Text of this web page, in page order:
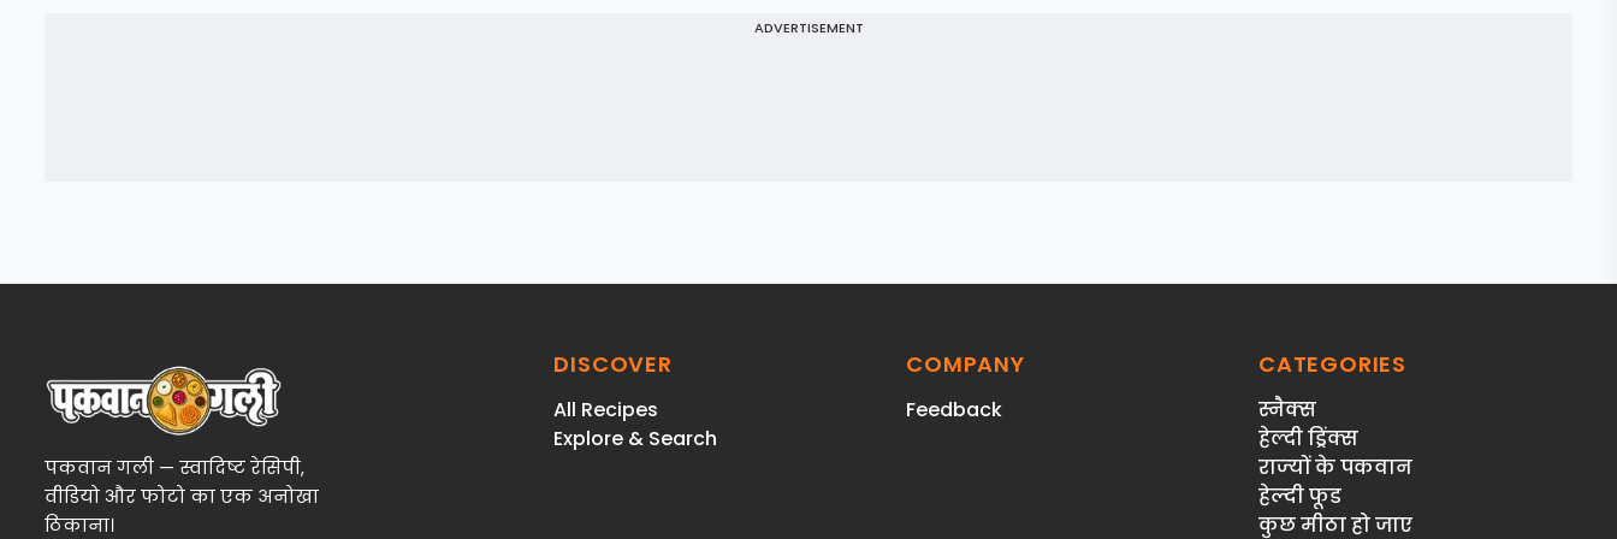
ADVERTISEMENT
पकवान गली — स्वादिष्ट रेसिपी,
वीडियो और फोटो का एक अनोखा
ठिकाना।
DISCOVER
All Recipes
Explore & Search
COMPANY
Feedback
CATEGORIES
स्‍नैक्‍स
हेल्दी ड्रिंक्स
राज्‍यों के पकवान
हेल्‍दी फूड
कुछ मीठा हो जाए